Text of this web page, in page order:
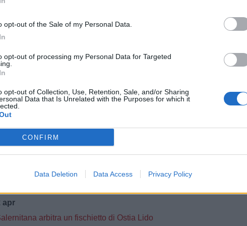
opt-out of the Sale of my Personal Data.
opt-out of processing my Personal Data for Targeted
opt-out of Collection, Use, Retention, Sale, and/or Sharing
Data that Is Unrelated with the Purposes for which it
CONFIRM
Data Deletion Data Access Privacy Policy
Il Foggia parteciperà al prossimo campionato di serie C
finisce l'amministrazione giudiziaria: arriva il decreto di revoca
25 luglio al via la preparazione
la campagna abbonamenti 2026/27: “Io sono Foggia” il nuovo slogan dei rossoneri
su Limonelli del Siracusa per rinforzare l’attacco
ambizioni e organizzazione: “Il Foggia è pronto a ripartire”
del Foggia in Serie C: scenari aperti dopo i casi Ternana e Bra
apr
arbitra un fischietto di Ostia Lido